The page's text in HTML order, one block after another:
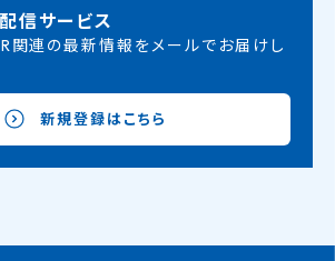
信サービス
関連の最新情報をメールでお届けし
新規登録はこちら